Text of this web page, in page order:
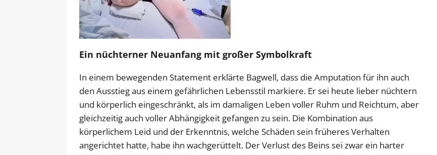
Ein nüchterner Neuanfang mit großer Symbolkraft
In einem bewegenden Statement erklärte Bagwell, dass die Amputation für ihn auch
den Ausstieg aus einem gefährlichen Lebensstil markiere. Er sei heute lieber nüchtern
und körperlich eingeschränkt, als im damaligen Leben voller Ruhm und Reichtum, aber
gleichzeitig auch voller Abhängigkeit gefangen zu sein. Die Kombination aus
körperlichem Leid und der Erkenntnis, welche Schäden sein früheres Verhalten
angerichtet hatte, habe ihn wachgerüttelt. Der Verlust des Beins sei zwar ein harter